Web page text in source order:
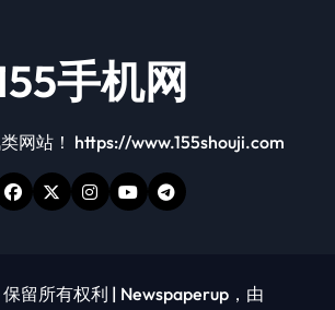
手机网
网站！ https://www.155shouji.com
留所有权利 | Newspaperup ，由